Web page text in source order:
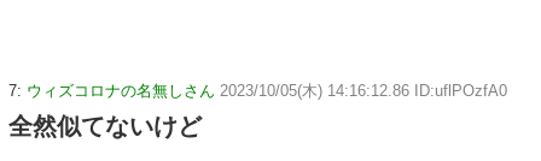
7: ウィズコロナの名無しさん 2023/10/05(木) 14:16:12.86 ID:uflPOzfA0
全然似てないけど